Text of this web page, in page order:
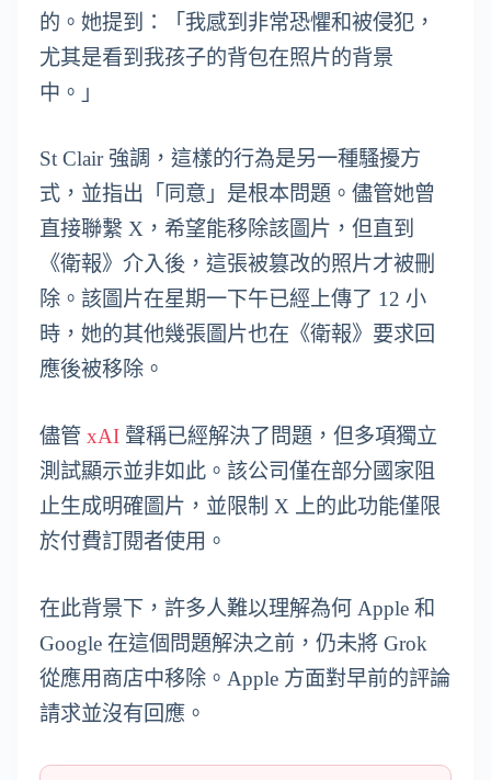
的。她提到：「我感到非常恐懼和被侵犯，
尤其是看到我孩子的背包在照片的背景
中。」
St Clair 強調，這樣的行為是另一種騷擾方
式，並指出「同意」是根本問題。儘管她曾
直接聯繫 X，希望能移除該圖片，但直到
《衛報》介入後，這張被篡改的照片才被刪
除。該圖片在星期一下午已經上傳了 12 小
時，她的其他幾張圖片也在《衛報》要求回
應後被移除。
儘管 xAI 聲稱已經解決了問題，但多項獨立
測試顯示並非如此。該公司僅在部分國家阻
止生成明確圖片，並限制 X 上的此功能僅限
於付費訂閱者使用。
在此背景下，許多人難以理解為何 Apple 和
Google 在這個問題解決之前，仍未將 Grok
從應用商店中移除。Apple 方面對早前的評論
請求並沒有回應。